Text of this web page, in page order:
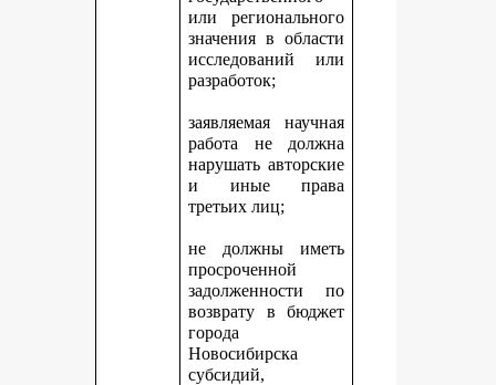
или регионального
значения в области
исследований или
разработок;
заявляемая научная
работа не должна
нарушать авторские
и иные права
третьих лиц;
не должны иметь
просроченной
задолженности по
возврату в бюджет
города
Новосибирска
субсидий,